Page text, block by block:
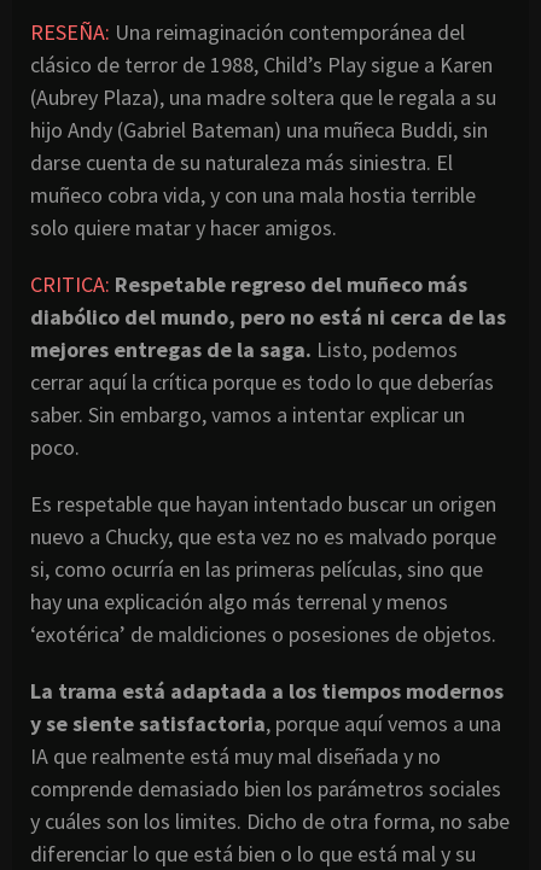
RESEÑA: Una reimaginación contemporánea del
clásico de terror de 1988, Child’s Play sigue a Karen
(Aubrey Plaza), una madre soltera que le regala a su
hijo Andy (Gabriel Bateman) una muñeca Buddi, sin
darse cuenta de su naturaleza más siniestra. El
muñeco cobra vida, y con una mala hostia terrible
solo quiere matar y hacer amigos.
CRITICA: Respetable regreso del muñeco más
diabólico del mundo, pero no está ni cerca de las
mejores entregas de la saga. Listo, podemos
cerrar aquí la crítica porque es todo lo que deberías
saber. Sin embargo, vamos a intentar explicar un
poco.
Es respetable que hayan intentado buscar un origen
nuevo a Chucky, que esta vez no es malvado porque
si, como ocurría en las primeras películas, sino que
hay una explicación algo más terrenal y menos
‘exotérica’ de maldiciones o posesiones de objetos.
La trama está adaptada a los tiempos modernos
y se siente satisfactoria, porque aquí vemos a una
IA que realmente está muy mal diseñada y no
comprende demasiado bien los parámetros sociales
y cuáles son los limites. Dicho de otra forma, no sabe
diferenciar lo que está bien o lo que está mal y su